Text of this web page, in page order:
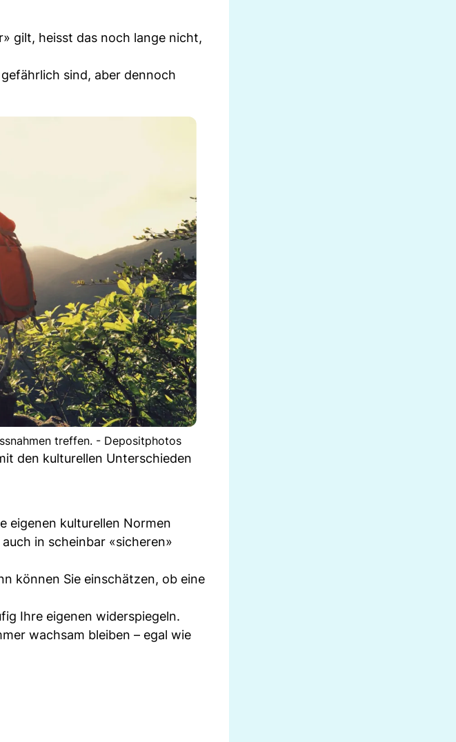
gilt, heisst das noch lange nicht,
sind, aber dennoch
treffen. - Depositphotos
den kulturellen Unterschieden
eigenen kulturellen Normen
in scheinbar «sicheren»
können Sie einschätzen, ob eine
Ihre eigenen widerspiegeln.
wachsam bleiben – egal wie